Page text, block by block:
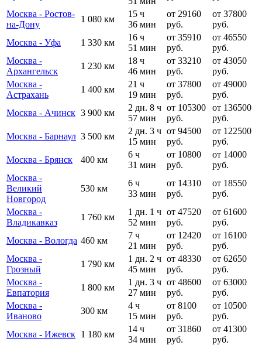
Москва - Ростов-
на-Дону
1 080 км
15 ч
36 мин
от 29160
руб.
от 37800
руб.
Москва - Уфа
1 330 км
16 ч
51 мин
от 35910
руб.
от 46550
руб.
Москва -
Архангельск
1 230 км
18 ч
46 мин
от 33210
руб.
от 43050
руб.
Москва -
Астрахань
1 400 км
21 ч
19 мин
от 37800
руб.
от 49000
руб.
Москва - Ачинск 3 900 км
2 дн. 8 ч
57 мин
от 105300
руб.
от 136500
руб.
Москва - Барнаул 3 500 км
2 дн. 3 ч
15 мин
от 94500
руб.
от 122500
руб.
Москва - Брянск
400 км
6 ч
31 мин
от 10800
руб.
от 14000
руб.
Москва -
Великий
Новгород
530 км
6 ч
33 мин
от 14310
руб.
от 18550
руб.
Москва -
Владикавказ
1 760 км
1 дн. 1 ч
52 мин
от 47520
руб.
от 61600
руб.
Москва - Вологда 460 км
7 ч
21 мин
от 12420
руб.
от 16100
руб.
Москва -
Грозный
1 790 км
1 дн. 2 ч
45 мин
от 48330
руб.
от 62650
руб.
Москва -
Евпатория
1 800 км
1 дн. 3 ч
27 мин
от 48600
руб.
от 63000
руб.
Москва -
Иваново
300 км
4 ч
15 мин
от 8100
руб.
от 10500
руб.
Москва - Ижевск 1 180 км
14 ч
34 мин
от 31860
руб.
от 41300
руб.